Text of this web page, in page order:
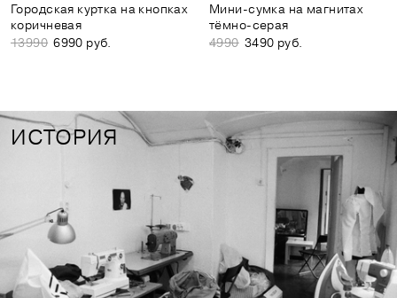
Городская куртка на кнопках
коричневая
13990 6990 руб.
Мини-сумка на магнитах
тёмно-серая
4990 3490 руб.
ИСТОРИЯ